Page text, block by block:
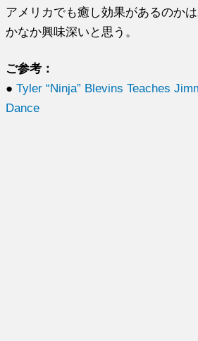
アメリカでも癒し効果があるのか
かなか興味深いと思う。
ご参考：
●Tyler “Ninja” Blevins Teaches
Dance